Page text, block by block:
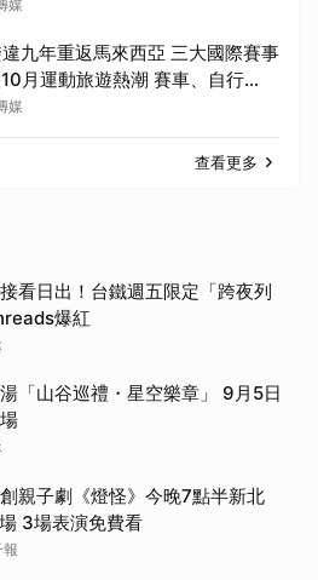
媒
違九年重返馬來西亞 三大國際賽事
月運動旅遊熱潮 賽車、自行
跑同週登場
媒
查看更多
看日出！台鐵週五限定「跨夜列
爆紅
「山谷巡禮・星空樂章」 9月5日
親子劇《燈怪》今晚7點半新北
3場表演免費看
報